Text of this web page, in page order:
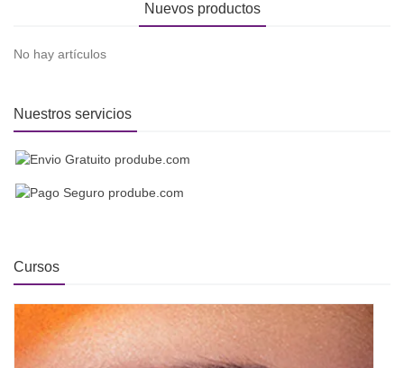
Nuevos productos
No hay artículos
Nuestros servicios
Cursos